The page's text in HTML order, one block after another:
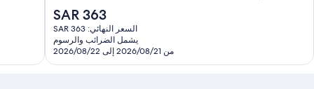
السعر
الحالي
هو
SAR
363
SAR 363
السعر النهائي: SAR 363
يشمل الضرائب والرسوم
من 2026/08/21 إلى 2026/08/22